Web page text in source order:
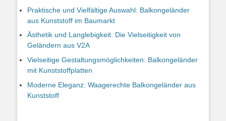
Praktische und Vielfältige Auswahl: Balkongeländer
aus Kunststoff im Baumarkt
Ästhetik und Langlebigkeit: Die Vielseitigkeit von
Geländern aus V2A
Vielseitige Gestaltungsmöglichkeiten: Balkongeländer
mit Kunststoffplatten
Moderne Eleganz: Waagerechte Balkongeländer aus
Kunststoff